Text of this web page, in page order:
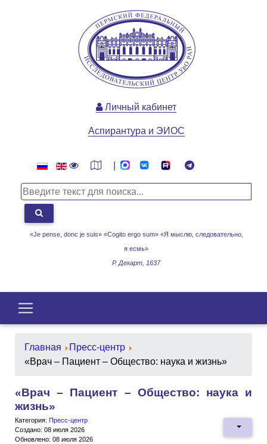
«Je pense, donc je suis» «Cogito ergo sum» «Я мыслю, следовательно,
я есмь»
Р. Декарт, 1637
Личный кабинет
Аспирантура и ЭИОС
Главная
Пресс-центр
«Врач – Пациент – Общество: наука и жизнь»
«Врач – Пациент – Общество: наука и
жизнь»
Категория: Пресс-центр
Создано: 08 июля 2026
Обновлено: 08 июля 2026